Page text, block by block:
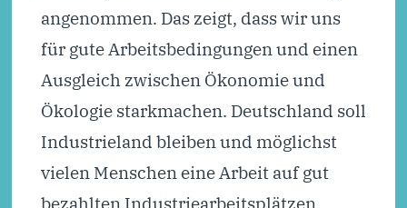
angenommen. Das zeigt, dass wir uns
für gute Arbeitsbedingungen und einen
Ausgleich zwischen Ökonomie und
Ökologie starkmachen. Deutschland soll
Industrieland bleiben und möglichst
vielen Menschen eine Arbeit auf gut
bezahlten Industriearbeitsplätzen